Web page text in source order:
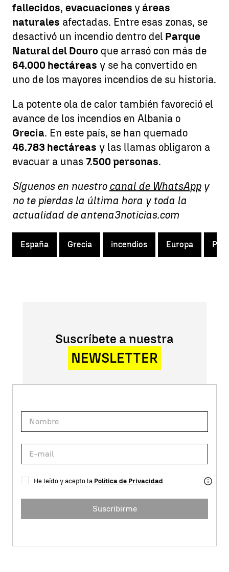
fallecidos, evacuaciones yáreas
naturales afectadas. Entre esas zonas, se
desactivó un incendio dentro del Parque
Natural del Douro que arrasó con más de
64.000 hectáreas y se ha convertido en
uno de los mayores incendios de su historia.
La potente ola de calor también favoreció el
avance de los incendios en Albania o
Grecia. En este país, se han quemado
46.783 hectáreas y las llamas obligaron a
evacuar a unas 7.500 personas.
Síguenos en nuestro canal de WhatsAppy
no te pierdas la última hora y toda la
actualidad de antena3noticias.com
España Grecia incendios Europa
Suscríbete a nuestra
NEWSLETTER
He leído y acepto la Política de Privacidad
Suscribirme